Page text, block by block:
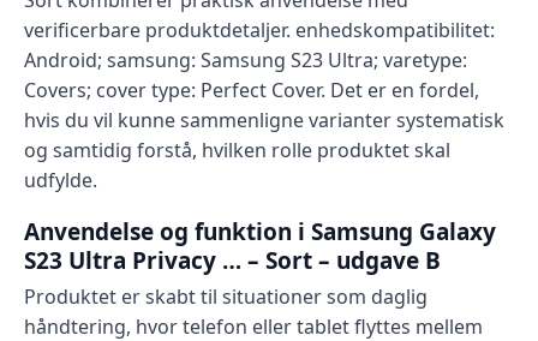
verificerbare produktdetaljer. enhedskompatibilitet:
Android; samsung: Samsung S23 Ultra; varetype:
Covers; cover type: Perfect Cover. Det er en fordel,
hvis du vil kunne sammenligne varianter systematisk
og samtidig forstå, hvilken rolle produktet skal
udfylde.
Anvendelse og funktion i Samsung Galaxy
S23 Ultra Privacy … – Sort – udgave B
Produktet er skabt til situationer som daglig
håndtering, hvor telefon eller tablet flyttes mellem